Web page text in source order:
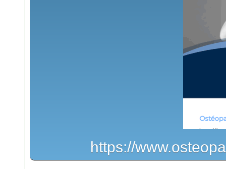
https://